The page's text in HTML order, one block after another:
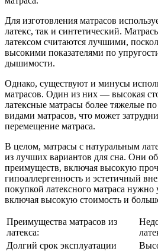
Для изготовления матрасов
латекс, так и синтетический.
латексом считаются лучшими,
высокими показателями по
дышимости.
Однако, существуют и минусы
матрасов. Один из них — высокая
латексные матрасы более тяжелые
видами матрасов, что может
перемещение матраса.
В целом, матрасы с натуральным
из лучших вариантов для сна. Они
преимуществ, включая высокую
гипоаллергенность и эстетичный
покупкой латексного матраса нужно
включая высокую стоимость и
Преимущества матрасов из
латекса:
Долгий срок эксплуатации